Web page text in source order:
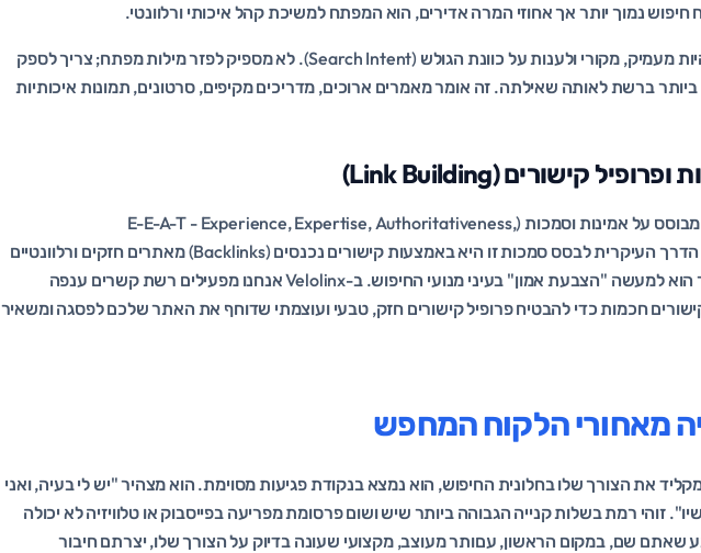
חיפוש נמוך יותר אך אחוזי המרה אדירים, הוא המפתח למשיכת קהל איכותי ורלוונטי.
התוכן עצמו צריך להיות מעמיק, מקורי ולענות על כוונת הגולש (Search Intent). לא מספיק לפזר מילות מפתח; צריך לספק
ברשת לאותה שאילתה. זה אומר מאמרים ארוכים, מדריכים מקיפים, סרטונים, תמונות איכותיות
האלגוריתם של גוגל מבוסס על אמינות וסמכות (E-E-A-T - Experience, Expertise, Authoritativeness,
Trustworthiness). הדרך העיקרית לבסס סמכות זו היא באמצעות קישורים נכנסים (Backlinks) מאתרים חזקים ורלוונטיים
בתחומכם. כל קישור הוא למעשה "הצבעת אמון" בעיני מנועי החיפוש. ב-Velolinx אנחנו מפעילים רשת קשרים ענפה
חכמות כדי להבטיח פרופיל קישורים חזק, טבעי ועוצמתי שדוחף את האתר שלכם לפסגה ומשאיר
מאחורי הלקוח המחפש
את הצורך שלו בחלונית החיפוש, הוא נמצא בנקודת פגיעות מסוימת. הוא מצהיר "יש לי בעיה, ואני
זוהי רמת בשלות קנייה הגבוהה ביותר שיש ושום פרסומת מפריעה בפייסבוק או טלוויזיה לא יכולה
שאתם שם, במקום הראשון, עםותר מעוצב, מקצועי שעונה בדיוק על הצורך שלו, יצרתם חיבור